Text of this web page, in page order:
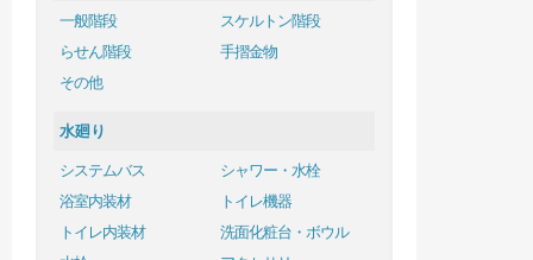
一般階段
スケルトン階段
らせん階段
手摺金物
その他
水廻り
システムバス
シャワー・水栓
浴室内装材
トイレ機器
トイレ内装材
洗面化粧台・ボウル